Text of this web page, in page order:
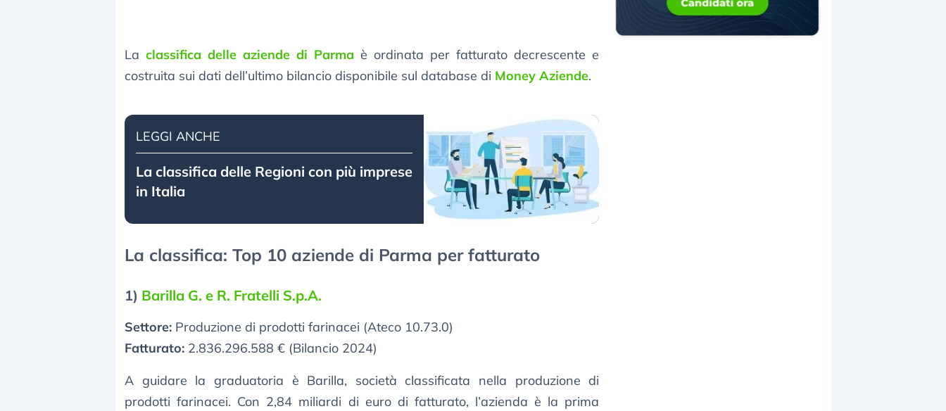
Laclassifica delle aziende di Parma è ordinata per fatturato decrescente e
costruita sui dati dell’ultimo bilancio disponibile sul database di Money Aziende.
LEGGI ANCHE
La classifica delle Regioni con più imprese
in Italia
La classifica: Top 10 aziende di Parma per fatturato
1) Barilla G. e R. Fratelli S.p.A.
Settore: Produzione di prodotti farinacei (Ateco 10.73.0)
Fatturato: 2.836.296.588 € (Bilancio 2024)
A guidare la graduatoria è Barilla, società classificata nella produzione di
prodotti farinacei. Con 2,84 miliardi di euro di fatturato, l’azienda è la prima